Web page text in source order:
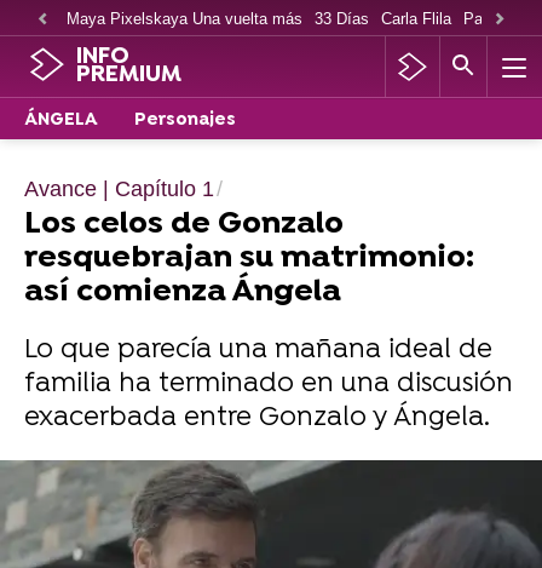
Maya Pixelskaya Una vuelta más 33 Días Carla Flila Paco
INFO
PREMIUM
ÁNGELA Personajes
Avance | Capítulo 1
Los celos de Gonzalo
resquebrajan su matrimonio:
así comienza Ángela
Lo que parecía una mañana ideal de
familia ha terminado en una discusión
exacerbada entre Gonzalo y Ángela.
Los motivos para no perderte Ángela:
"Explora la fragilidad de la mente"